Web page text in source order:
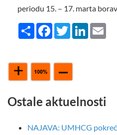
periodu 15. – 17. marta
Share FacebookTwitterLinkedIn
Ostale aktuelnosti
NAJAVA: UMHCG